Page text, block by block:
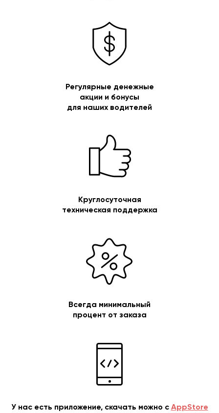
Регулярные денежные
акции и бонусы
для наших водителей
Круглосуточная
техническая поддержка
Всегда минимальный
процент от заказа
У нас есть приложение, скачать можно с AppStore